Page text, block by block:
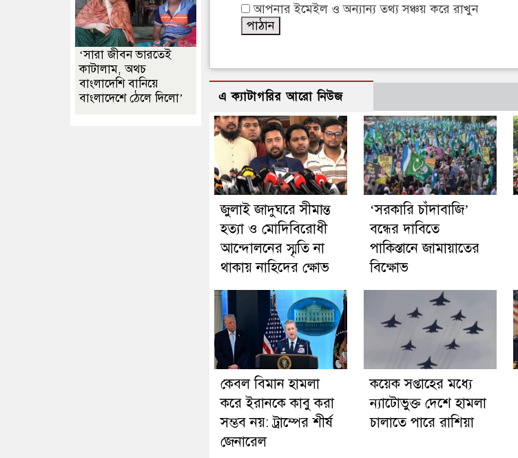
আপনার ইমেইল ও অন্যান্য তথ্য সঞ্চয় করে রাখুন
এ ক্যাটাগরির আরো নিউজ
জুলাই জাদুঘরে সীমান্ত
হত্যা ও মোদিবিরোধী
আন্দোলনের স্মৃতি না
থাকায় নাহিদের ক্ষোভ
‘সরকারি চাঁদাবাজি’
বন্ধের দাবিতে
পাকিস্তানে জামায়াতের
বিক্ষোভ
কেবল বিমান হামলা
করে ইরানকে কাবু করা
সম্ভব নয়: ট্রাম্পের শীর্ষ
জেনারেল
কয়েক সপ্তাহের মধ্যে
ন্যাটোভুক্ত দেশে হামলা
চালাতে পারে রাশিয়া
‘সারা জীবন ভারতেই
কাটালাম, অথচ
বাংলাদেশি বানিয়ে
বাংলাদেশে ঠেলে দিলো’